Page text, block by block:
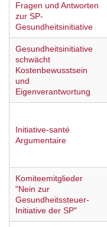
Fragen und Antworten
zur SP-
Gesundheitsinitiative
Gesundheitsinitiative
schwächt
Kostenbewusstsein
und
Eigenverantwortung
Initiative-santé
Argumentaire
Komiteemitglieder
"Nein zur
Gesundheitssteuer-
Initiative der SP"